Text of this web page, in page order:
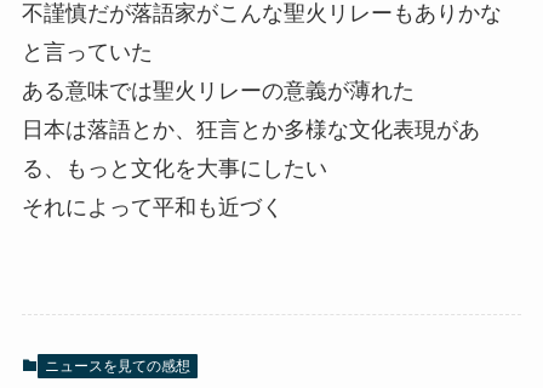
不謹慎だが落語家がこんな聖火リレーもありかな
と言っていた
ある意味では聖火リレーの意義が薄れた
日本は落語とか、狂言とか多様な文化表現があ
る、もっと文化を大事にしたい
それによって平和も近づく
ニュースを見ての感想